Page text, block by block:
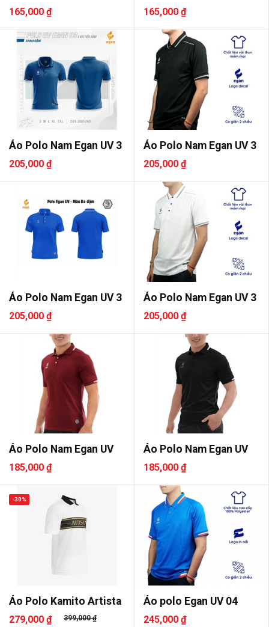
165,000 ₫ 165,000 ₫
Áo Polo Nam Egan UV 3
205,000 ₫
Áo Polo Nam Egan UV 3
205,000 ₫
Áo Polo Nam Egan UV 3
205,000 ₫
Áo Polo Nam Egan UV 3
205,000 ₫
Áo Polo Nam Egan UV
185,000 ₫
Áo Polo Nam Egan UV
185,000 ₫
Áo Polo Kamito Artista
279,000 ₫ 399,000 ₫
-30%
Áo polo Egan UV 04
245,000 ₫